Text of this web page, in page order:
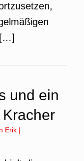
[…]
und ein
Erik |